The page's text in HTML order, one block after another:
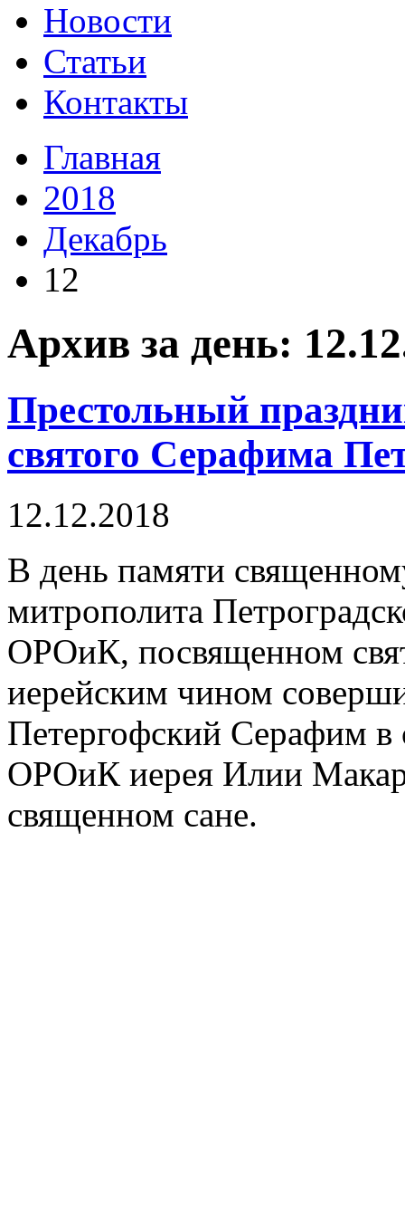
Новости
Статьи
Контакты
Главная
2018
Декабрь
12
Архив за день:
Престольный
святого Серафима
12.12.2018
В день памяти
митрополита
ОРОиК, посвященном
иерейским чином
Петергофский Серафим в
ОРОиК иерея Илии
священном сане.